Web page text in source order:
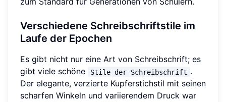
Verschiedene Schreibschriftstile im
Laufe der Epochen
Es gibt nicht nur eine Art von Schreibschrift; es
gibt viele schöne
Stile der Schreibschrift .
Der elegante, verzierte Kupferstichstil mit seinen
scharfen Winkeln und variierendem Druck war